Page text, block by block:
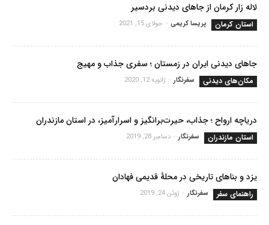
لاله زار کرمان از جاهای دیدنی بردسیر
استان کرمان پریسا کریمی - جولای 15, 2021
جاهای دیدنی ایران در زمستان ؛ سفری جذاب و مهیج
مکان‌های دیدنی سفرنگار - ژانویه 12, 2020
دریاچه ارواح ؛ جذاب، حیرت‌برانگیز و اسرارآمیز، در استان مازندران
استان مازندران سفرنگار - دسامبر 28, 2019
یزد و بناهای تاریخی در محلۀ قدیمی فهادان
راهنمای سفر سفرنگار - ژوئن 24, 2019